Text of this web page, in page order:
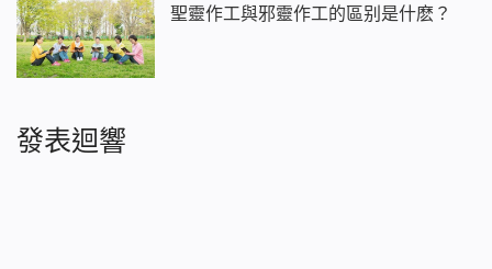
聖靈作工與邪靈作工的區别是什麽？
發表迴響